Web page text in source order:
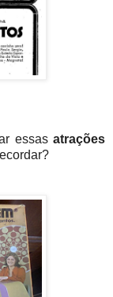
essas atrações